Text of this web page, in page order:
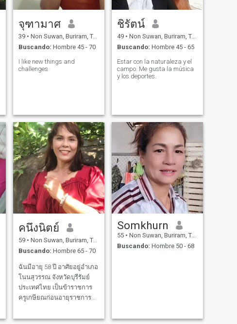
จุฑามาศ
39 • Non Suwan, Buriram, Tailandia
Buscando: Hombre 45 - 70
I like new things and
challenges
ชิรัตน์
49 • Non Suwan, Buriram, Tailandia
Buscando: Hombre 45 - 65
Estar con la naturaleza y el
campo. Me gusta la música
y los deportes.
คนึงนิตย์
59 • Non Suwan, Buriram, Tailandia
Buscando: Hombre 65 - 70
ฉันมีอายุ 58 ปี อาศัยอยู่อำเภอ
โนนสุวรรณ จังหวัดบุรีรัมย์
ประเทศไทย เป็นข้าราชการ
ครูเกษียณก่อนอายุราชการ
ข้าราชการการบำนาญ
Somkhurn
55 • Non Suwan, Buriram, Tailandia
Buscando: Hombre 50 - 68